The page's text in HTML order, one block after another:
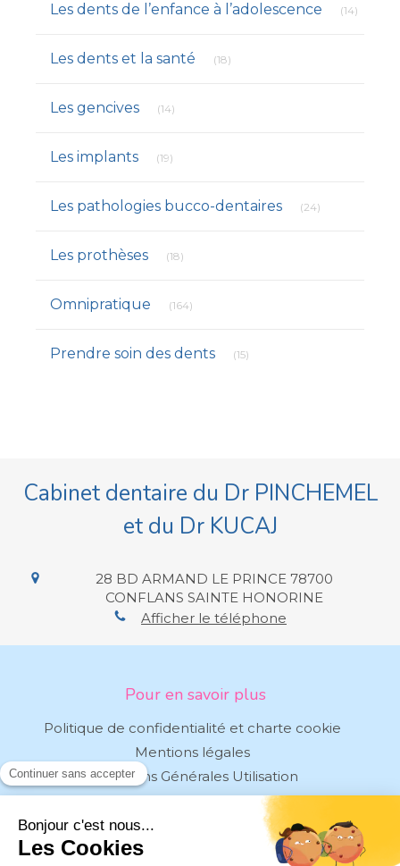
Les dents de l’enfance à l’adolescence (14)
Les dents et la santé (18)
Les gencives (14)
Les implants (19)
Les pathologies bucco-dentaires (24)
Les prothèses (18)
Omnipratique (164)
Prendre soin des dents (15)
Cabinet dentaire du Dr PINCHEMEL
et du Dr KUCAJ
28 BD ARMAND LE PRINCE 78700
CONFLANS SAINTE HONORINE
Afficher le téléphone
Pour en savoir plus
Politique de confidentialité et charte cookie
Mentions légales
Conditions Générales Utilisation
Charte déontologique
Annuaires chirurgiens dentistes